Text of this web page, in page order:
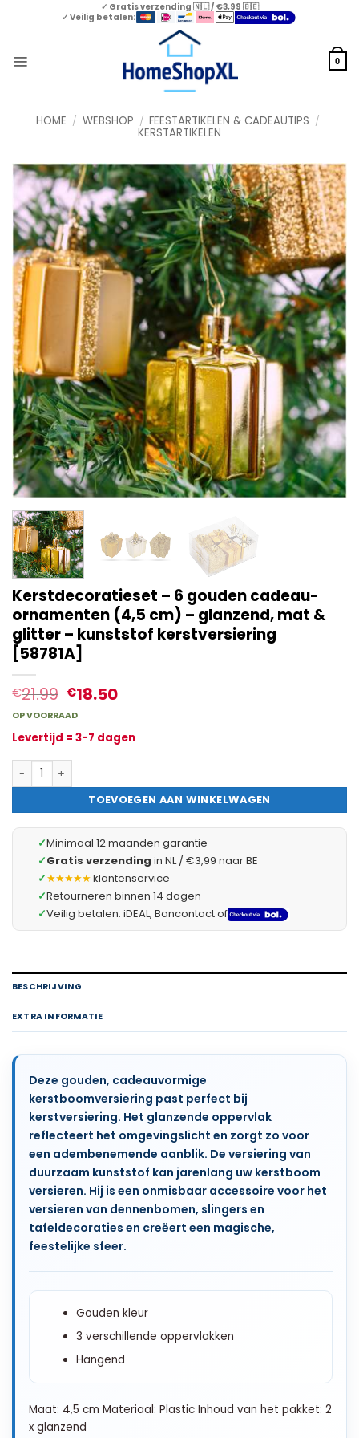
✓ Gratis verzending 🇳🇱 / €3,99 🇧🇪
✓ Veilig betalen:
0
HOME / WEBSHOP / FEESTARTIKELEN & CADEAUTIPS /
KERSTARTIKELEN
Kerstdecoratieset – 6 gouden cadeau-
ornamenten (4,5 cm) – glanzend, mat &
glitter – kunststof kerstversiering
[58781A]
€21.99 €18.50
OP VOORRAAD
Levertijd = 3-7 dagen
Kerstdecoratieset - 6 gouden cadeau-ornamenten (4,5 cm) -
TOEVOEGEN AAN WINKELWAGEN
✓Minimaal 12 maanden garantie
✓Gratis verzending in NL / €3,99 naar BE
✓★★★★★klantenservice
✓Retourneren binnen 14 dagen
✓Veilig betalen: iDEAL, Bancontact of
BESCHRIJVING
EXTRA INFORMATIE
Deze gouden, cadeauvormige
kerstboomversiering past perfect bij
kerstversiering. Het glanzende oppervlak
reflecteert het omgevingslicht en zorgt zo voor
een adembenemende aanblik. De versiering van
duurzaam kunststof kan jarenlang uw kerstboom
versieren. Hij is een onmisbaar accessoire voor het
versieren van dennenbomen, slingers en
tafeldecoraties en creëert een magische,
feestelijke sfeer.
Gouden kleur
3 verschillende oppervlakken
Hangend
Maat: 4,5 cm Materiaal: Plastic Inhoud van het pakket: 2
x glanzend